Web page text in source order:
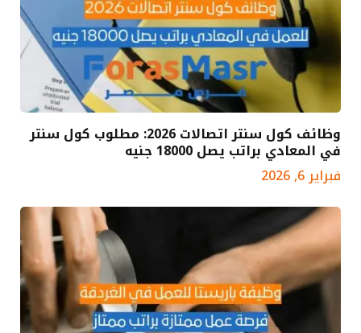
وظائف كول سنتر اتصالات 2026: مطلوب كول سنتر
في المعادي براتب يصل 18000 جنيه
فبراير 6, 2026